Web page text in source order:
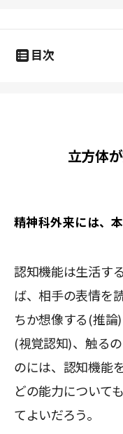
目次
立方体
精神科外来には、
認知機能は生活す
ば、相手の表情を
ちか想像する(推論
(視覚認知)、触る
のには、認知機能
どの能力について
てよいだろう。